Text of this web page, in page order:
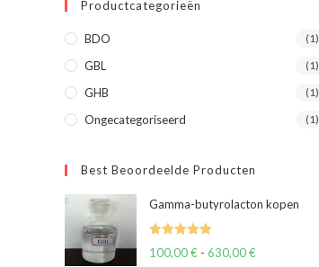
Productcategorieën
BDO (1)
GBL (1)
GHB (1)
Ongecategoriseerd (1)
Best Beoordeelde Producten
Gamma-butyrolacton kopen
Waardering
100,00€ - 630,00€Prijsklasse: